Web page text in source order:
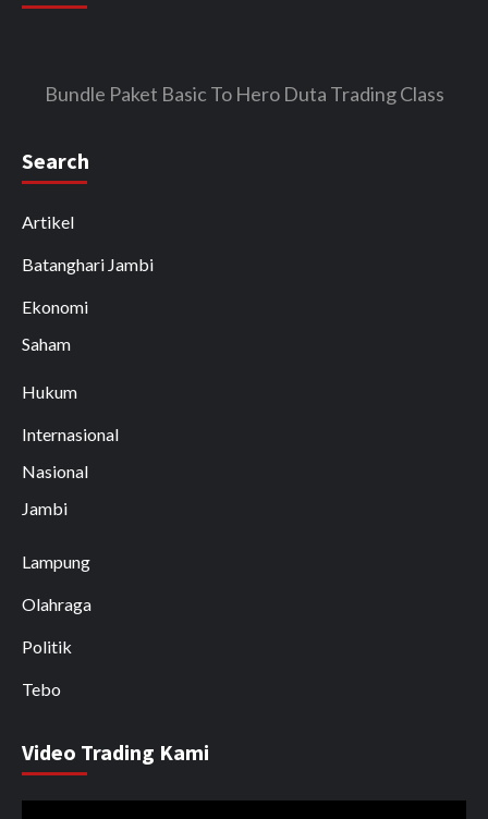
Bundle Paket Basic To Hero Duta Trading Class
Search
Artikel
Batanghari Jambi
Ekonomi
Saham
Hukum
Internasional
Nasional
Jambi
Lampung
Olahraga
Politik
Tebo
Video Trading Kami